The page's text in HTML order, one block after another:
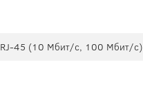
RJ-45 (10 Мбит/с, 100 Мбит/с)